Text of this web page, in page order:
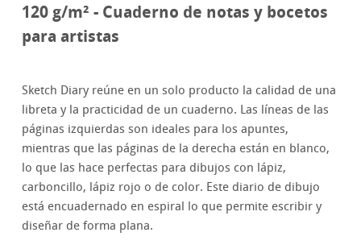
120 g/m² - Cuaderno de notas y bocetos
para artistas
Sketch Diary reúne en un solo producto la calidad de una
libreta y la practicidad de un cuaderno. Las líneas de las
páginas izquierdas son ideales para los apuntes,
mientras que las páginas de la derecha están en blanco,
lo que las hace perfectas para dibujos con lápiz,
carboncillo, lápiz rojo o de color. Este diario de dibujo
está encuadernado en espiral lo que permite escribir y
diseñar de forma plana.